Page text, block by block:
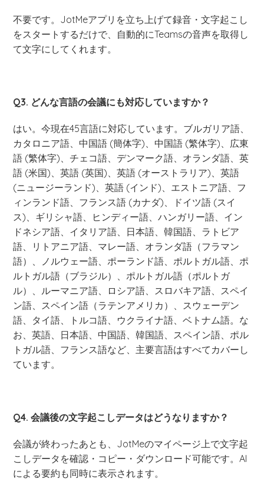
不要です。JotMeアプリを立ち上げて録音・文字起こし
をスタートするだけで、自動的にTeamsの音声を取得し
て文字にしてくれます。
Q3. どんな言語の会議にも対応していますか？
はい。今現在45言語に対応しています。ブルガリア語、
カタロニア語、中国語 (簡体字)、中国語 (繁体字)、広東
語 (繁体字)、チェコ語、デンマーク語、オランダ語、英
語 (米国)、英語 (英国)、英語 (オーストラリア)、英語
(ニュージーランド)、英語 (インド)、エストニア語、フ
ィンランド語、フランス語 (カナダ)、ドイツ語 (スイ
ス)、ギリシャ語、ヒンディー語、ハンガリー語、イン
ドネシア語、イタリア語、日本語、韓国語、ラトビア
語、リトアニア語、マレー語、オランダ語（フラマン
語）、ノルウェー語、ポーランド語、ポルトガル語、ポ
ルトガル語（ブラジル）、ポルトガル語（ポルトガ
ル）、ルーマニア語、ロシア語、スロバキア語、スペイ
ン語、スペイン語（ラテンアメリカ）、スウェーデン
語、タイ語、トルコ語、ウクライナ語、ベトナム語。な
お、英語、日本語、中国語、韓国語、スペイン語、ポル
トガル語、フランス語など、主要言語はすべてカバーし
ています。
Q4. 会議後の文字起こしデータはどうなりますか？
会議が終わったあとも、JotMeのマイページ上で文字起
こしデータを確認・コピー・ダウンロード可能です。AI
による要約も同時に表示されます。